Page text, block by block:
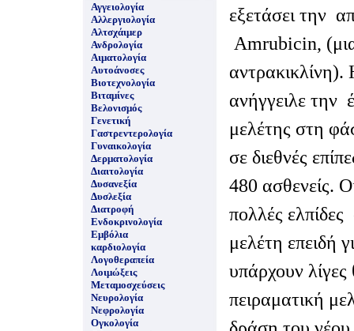
Αγγειολογία
Αλλεργιολογία
Αλτσχάιμερ
Ανδρολογία
Αιματολογία
Αυτοάνοσες
Βιοτεχνολογία
Βιταμίνες
Βελονισμός
Γενετική
Γαστρεντερολογία
Γυναικολογία
Δερματολογία
Διαιτολογία
Δυσανεξία
Δυσλεξία
Διατροφή
Ενδοκρινολογία
Εμβόλια
καρδιολογία
Λογοθεραπεία
Λοιμώξεις
Μεταμοσχεύσεις
Νευρολογία
Νεφρολογία
Ογκολογία
εξετάσει την
Αmrubicin,
αντρακικλίνη).
ανήγγειλε την
μελέτης στη
σε διεθνές
480 ασθενείς.
πολλές ελπίδες
μελέτη επειδή
υπάρχουν
πειραματική